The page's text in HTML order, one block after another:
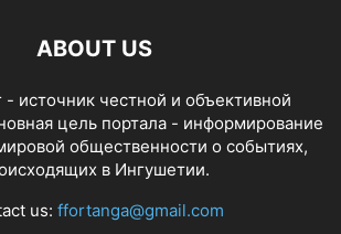
ABOUT US
- источник честной и объективной
цель портала - информирование
общественности о событиях,
в Ингушетии.
us: ffortanga@gmail.com